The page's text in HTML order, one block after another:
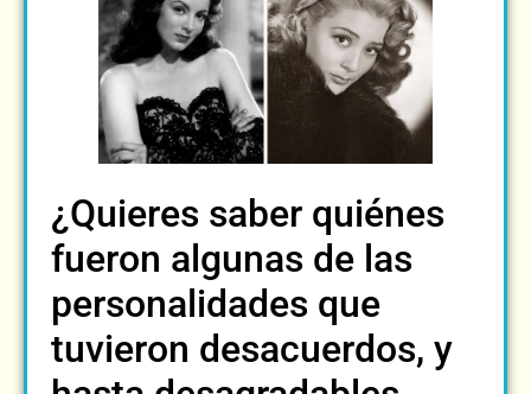
¿Quieres saber quiénes
fueron algunas de las
personalidades que
tuvieron desacuerdos, y